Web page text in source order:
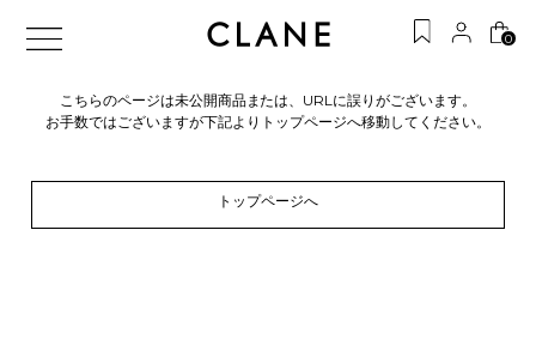
0
こちらのページは未公開商品または、URLに誤りがございます。
お手数ではございますが下記よりトップページへ移動してください。
トップページへ